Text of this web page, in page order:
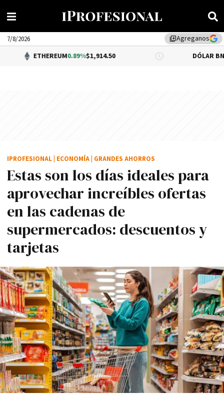
library_addAgreganos
7/8/2026
ETHEREUM0.89%$1,914.50 DÓLAR BNA0.34%
Estas son los días ideales para
aprovechar increíbles ofertas
en las cadenas de
supermercados: descuentos y
tarjetas
IPROFESIONAL ECONOMÍA GRANDES AHORROS